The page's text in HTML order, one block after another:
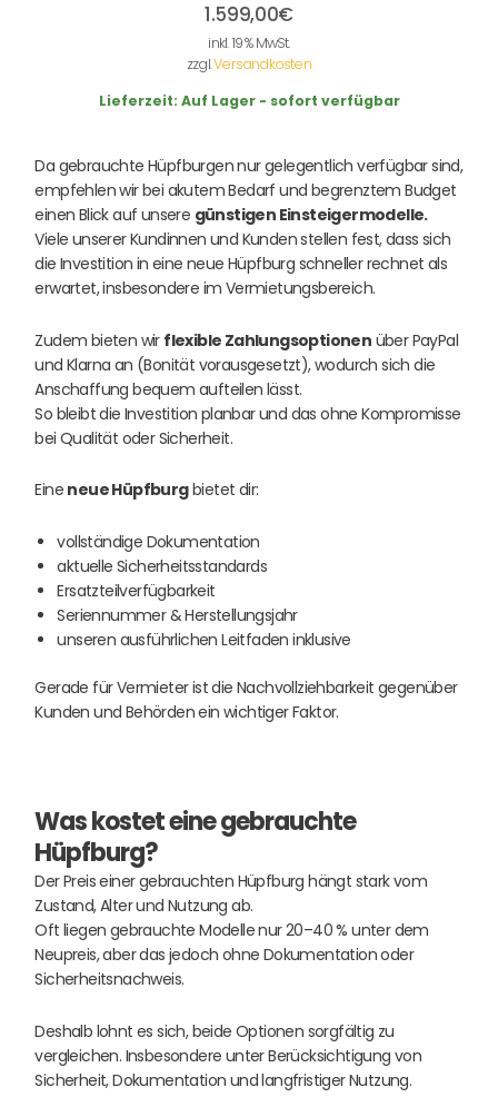
1.599,00€
inkl. 19 % MwSt.
zzgl.Versandkosten
Lieferzeit: Auf Lager - sofort verfügbar
Da gebrauchte Hüpfburgen nur gelegentlich verfügbar sind,
empfehlen wir bei akutem Bedarf und begrenztem Budget
einen Blick auf unsere günstigen Einsteigermodelle.
Viele unserer Kundinnen und Kunden stellen fest, dass sich
die Investition in eine neue Hüpfburg schneller rechnet als
erwartet, insbesondere im Vermietungsbereich.
Zudem bieten wir flexible Zahlungsoptionen über PayPal
und Klarna an (Bonität vorausgesetzt), wodurch sich die
Anschaffung bequem aufteilen lässt.
So bleibt die Investition planbar und das ohne Kompromisse
bei Qualität oder Sicherheit.
Eine neue Hüpfburgbietet dir:
vollständige Dokumentation
aktuelle Sicherheitsstandards
Ersatzteilverfügbarkeit
Seriennummer & Herstellungsjahr
unseren ausführlichen Leitfaden inklusive
Gerade für Vermieter ist die Nachvollziehbarkeit gegenüber
Kunden und Behörden ein wichtiger Faktor.
Was kostet eine gebrauchte
Hüpfburg?
Der Preis einer gebrauchten Hüpfburg hängt stark vom
Zustand, Alter und Nutzung ab.
Oft liegen gebrauchte Modelle nur 20–40 % unter dem
Neupreis, aber das jedoch ohne Dokumentation oder
Sicherheitsnachweis.
Deshalb lohnt es sich, beide Optionen sorgfältig zu
vergleichen. Insbesondere unter Berücksichtigung von
Sicherheit, Dokumentation und langfristiger Nutzung.